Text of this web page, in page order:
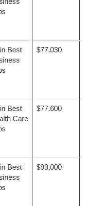
Best
$77.030
Best
Care
$77.600
Best
$93,000